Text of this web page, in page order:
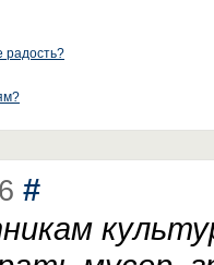
радость?
#